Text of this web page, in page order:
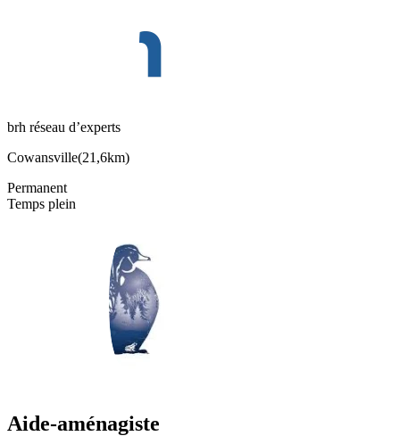
brh réseau d’experts
Cowansville(21,6km)
Permanent
Temps plein
Aide-aménagiste